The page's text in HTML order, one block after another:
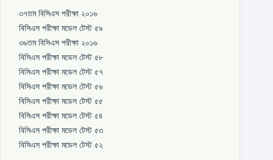
৩৭তম বিসিএস পরীক্ষা ২০১৬
বিসিএস পরীক্ষা মডেল টেস্ট ৫৯
৩৬তম বিসিএস পরীক্ষা ২০১৬
বিসিএস পরীক্ষা মডেল টেস্ট ৫৮
বিসিএস পরীক্ষা মডেল টেস্ট ৫৭
বিসিএস পরীক্ষা মডেল টেস্ট ৫৬
বিসিএস পরীক্ষা মডেল টেস্ট ৫৫
বিসিএস পরীক্ষা মডেল টেস্ট ৫৪
বিসিএস পরীক্ষা মডেল টেস্ট ৫৩
বিসিএস পরীক্ষা মডেল টেস্ট ৫২